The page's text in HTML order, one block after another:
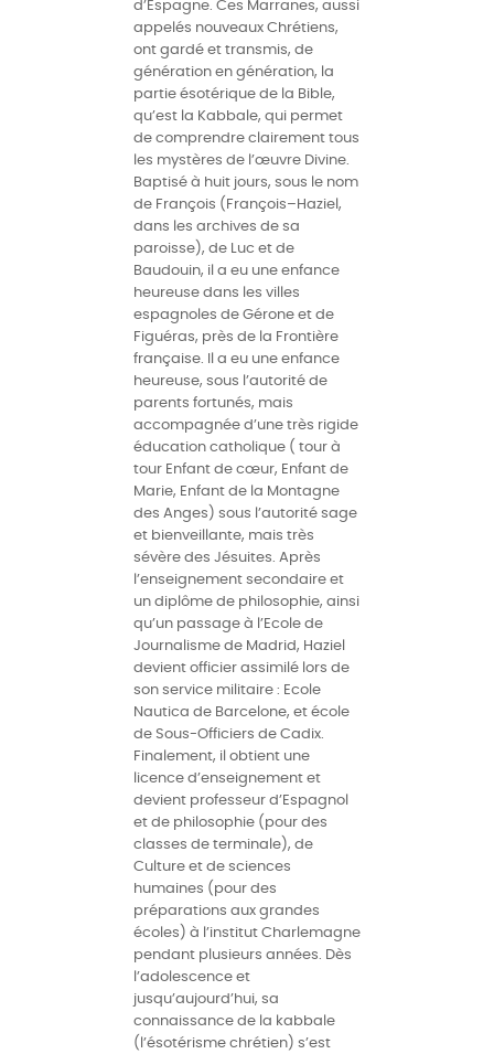
d’Espagne. Ces Marranes, aussi
appelés nouveaux Chrétiens,
ont gardé et transmis, de
génération en génération, la
partie ésotérique de la Bible,
qu’est la Kabbale, qui permet
de comprendre clairement tous
les mystères de l’œuvre Divine.
Baptisé à huit jours, sous le nom
de François (François–Haziel,
dans les archives de sa
paroisse), de Luc et de
Baudouin, il a eu une enfance
heureuse dans les villes
espagnoles de Gérone et de
Figuéras, près de la Frontière
française. Il a eu une enfance
heureuse, sous l’autorité de
parents fortunés, mais
accompagnée d’une très rigide
éducation catholique ( tour à
tour Enfant de cœur, Enfant de
Marie, Enfant de la Montagne
des Anges) sous l’autorité sage
et bienveillante, mais très
sévère des Jésuites. Après
l’enseignement secondaire et
un diplôme de philosophie, ainsi
qu’un passage à l’Ecole de
Journalisme de Madrid, Haziel
devient officier assimilé lors de
son service militaire : Ecole
Nautica de Barcelone, et école
de Sous-Officiers de Cadix.
Finalement, il obtient une
licence d’enseignement et
devient professeur d’Espagnol
et de philosophie (pour des
classes de terminale), de
Culture et de sciences
humaines (pour des
préparations aux grandes
écoles) à l’institut Charlemagne
pendant plusieurs années. Dès
l’adolescence et
jusqu’aujourd’hui, sa
connaissance de la kabbale
(l’ésotérisme chrétien) s’est